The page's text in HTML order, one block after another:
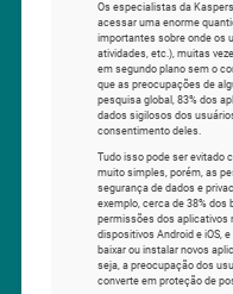
Os especialistas da
acessar uma enorme
importantes sobre onde os
atividades, etc.), muitas
em segundo plano sem o
que as preocupações de
pesquisa global, 83% dos
dados sigilosos dos
consentimento deles.
Tudo isso pode ser evitado
muito simples, porém, as
segurança de dados e
exemplo, cerca de 38% dos
permissões dos aplicativos
dispositivos Android e iOS,
baixar ou instalar novos
seja, a preocupação dos
converte em proteção de